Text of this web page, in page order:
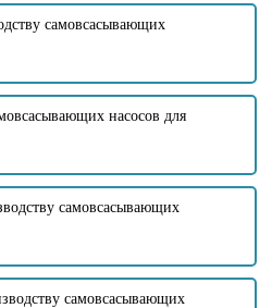
самовсасывающих
насосов для
самовсасывающих
самовсасывающих